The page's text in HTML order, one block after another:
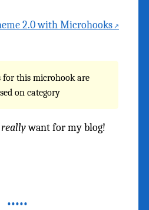
2.0 with Microhooks
for this microhook are
on category
reallywant for my blog!